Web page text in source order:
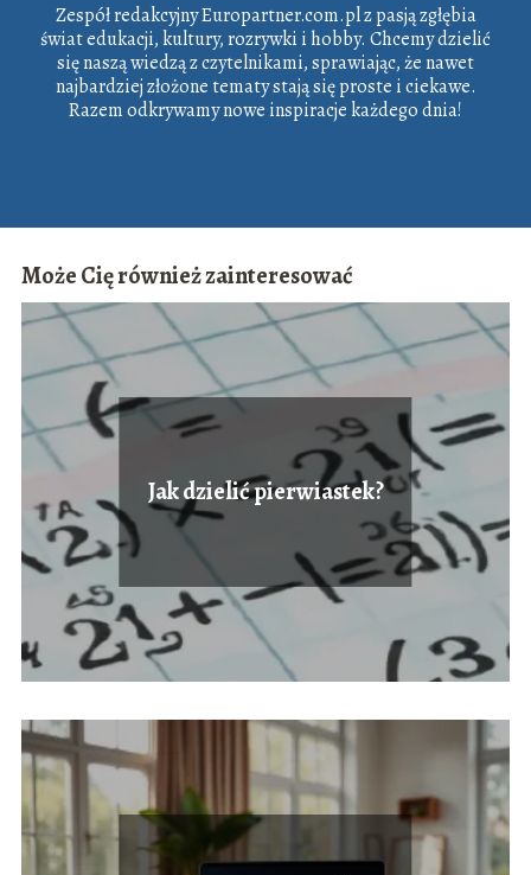
Zespół redakcyjny Europartner.com.pl z pasją zgłębia
świat edukacji, kultury, rozrywki i hobby. Chcemy dzielić
się naszą wiedzą z czytelnikami, sprawiając, że nawet
najbardziej złożone tematy stają się proste i ciekawe.
Razem odkrywamy nowe inspiracje każdego dnia!
Może Cię również zainteresować
Jak dzielić pierwiastek?